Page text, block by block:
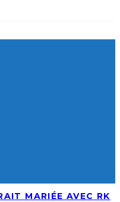
MARIÉE AVEC RK